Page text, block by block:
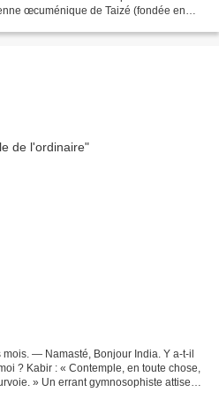
œcuménique de Taizé (fondée en
— Namasté, Bonjour India. Y a-t-il
? Kabir : « Contemple, en toute chose,
» Un errant gymnosophiste attise